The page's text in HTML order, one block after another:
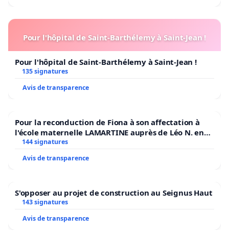
Pour l'hôpital de Saint-Barthélemy à Saint-Jean !
Pour l'hôpital de Saint-Barthélemy à Saint-Jean !
135 signatures
Avis de transparence
Pour la reconduction de Fiona à son affectation à
l'école maternelle LAMARTINE auprès de Léo N. en
2026/2027
144 signatures
Avis de transparence
S'opposer au projet de construction au Seignus Haut
143 signatures
Avis de transparence